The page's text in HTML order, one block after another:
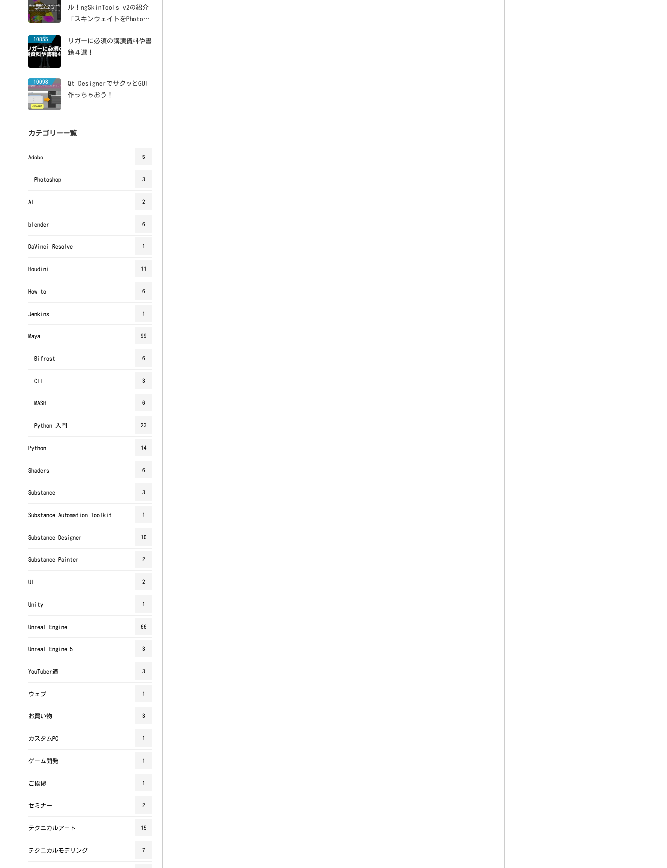
ル！ngSkinTools v2の紹介
「スキンウェイトをPhotosh
10855
リガーに必須の講演資料や書
籍４選！
10098
Qt DesignerでサクッとGUI
作っちゃおう！
カテゴリー一覧
Adobe 5
Photoshop 3
AI 2
blender 6
DaVinci Resolve 1
Houdini 11
How to 6
Jenkins 1
Maya 99
Bifrost 6
C++ 3
MASH 6
Python 入門 23
Python 14
Shaders 6
Substance 3
Substance Automation Toolkit 1
Substance Designer 10
Substance Painter 2
UI 2
Unity 1
Unreal Engine 66
Unreal Engine 5 3
YouTuber道 3
ウェブ 1
お買い物 3
カスタムPC 1
ゲーム開発 1
ご挨拶 1
セミナー 2
テクニカルアート 15
テクニカルモデリング 7